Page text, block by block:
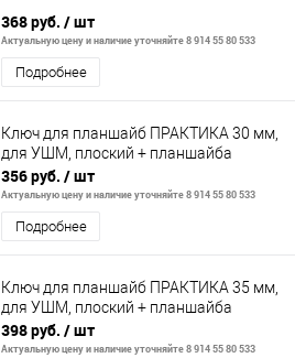
368 руб. / шт
Актуальную цену и наличие уточняйте 8 914 55 80 533
Подробнее
Ключ для планшайб ПРАКТИКА 30 мм,
для УШМ, плоский + планшайба
356 руб. / шт
Актуальную цену и наличие уточняйте 8 914 55 80 533
Подробнее
Ключ для планшайб ПРАКТИКА 35 мм,
для УШМ, плоский + планшайба
398 руб. / шт
Актуальную цену и наличие уточняйте 8 914 55 80 533